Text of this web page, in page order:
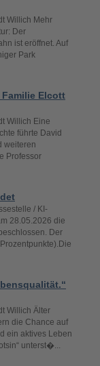
Willich Mehr
Der
ist eröffnet. Auf
Park
Elcott
Willich Eine
führte David
weiteren
Professor
/ KI-
28.05.2026 die
Der
Willich Älter
die Chance auf
ein aktives Leben
unterst�...